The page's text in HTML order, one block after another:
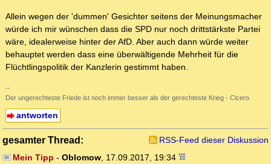
Allein wegen der 'dummen' Gesichter seitens der Meinungsmacher
würde ich mir wünschen dass die SPD nur noch drittstärkste Partei
wäre, idealerweise hinter der AfD. Aber auch dann würde weiter
behauptet werden dass eine überwältigende Mehrheit für die
Flüchtlingspolitik der Kanzlerin gestimmt haben.
--
Der ungerechteste Friede ist noch immer besser als der gerechteste Krieg - Cicero
antworten
gesamter Thread:
RSS-Feed dieser Diskussion
Mein Tipp - Oblomow, 17.09.2017, 19:34